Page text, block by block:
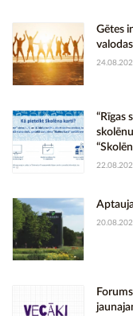
Gētes
“Rīgas